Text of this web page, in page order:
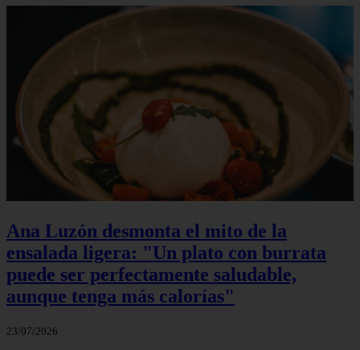
Ana Luzón desmonta el mito de la
ensalada ligera: "Un plato con burrata
puede ser perfectamente saludable,
aunque tenga más calorías"
23/07/2026